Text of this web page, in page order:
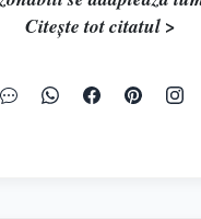
Citește tot citatul >